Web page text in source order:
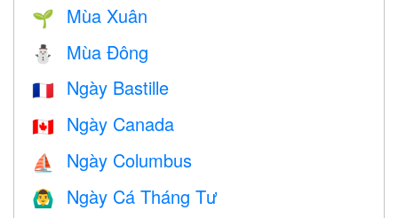
🌱 Mùa Xuân
⛄ Mùa Đông
🇫🇷 Ngày Bastille
🇨🇦 Ngày Canada
⛵️ Ngày Columbus
🙆‍♂️ Ngày Cá Tháng Tư